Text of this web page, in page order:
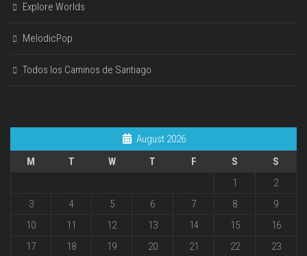
Explore Worlds
MelodicPop
Todos los Caminos de Santiago
August 2026
M
T W T F S
S
1
2
3
4 5 6 7 8
9
10
11 12 13 14 15
16
17
18 19 20 21 22
23